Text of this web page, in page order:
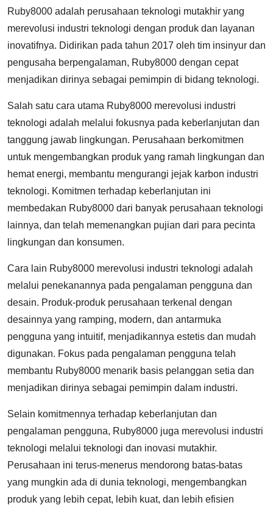
Ruby8000 adalah perusahaan teknologi mutakhir yang
merevolusi industri teknologi dengan produk dan layanan
inovatifnya. Didirikan pada tahun 2017 oleh tim insinyur dan
pengusaha berpengalaman, Ruby8000 dengan cepat
menjadikan dirinya sebagai pemimpin di bidang teknologi.
Salah satu cara utama Ruby8000 merevolusi industri
teknologi adalah melalui fokusnya pada keberlanjutan dan
tanggung jawab lingkungan. Perusahaan berkomitmen
untuk mengembangkan produk yang ramah lingkungan dan
hemat energi, membantu mengurangi jejak karbon industri
teknologi. Komitmen terhadap keberlanjutan ini
membedakan Ruby8000 dari banyak perusahaan teknologi
lainnya, dan telah memenangkan pujian dari para pecinta
lingkungan dan konsumen.
Cara lain Ruby8000 merevolusi industri teknologi adalah
melalui penekanannya pada pengalaman pengguna dan
desain. Produk-produk perusahaan terkenal dengan
desainnya yang ramping, modern, dan antarmuka
pengguna yang intuitif, menjadikannya estetis dan mudah
digunakan. Fokus pada pengalaman pengguna telah
membantu Ruby8000 menarik basis pelanggan setia dan
menjadikan dirinya sebagai pemimpin dalam industri.
Selain komitmennya terhadap keberlanjutan dan
pengalaman pengguna, Ruby8000 juga merevolusi industri
teknologi melalui teknologi dan inovasi mutakhir.
Perusahaan ini terus-menerus mendorong batas-batas
yang mungkin ada di dunia teknologi, mengembangkan
produk yang lebih cepat, lebih kuat, dan lebih efisien